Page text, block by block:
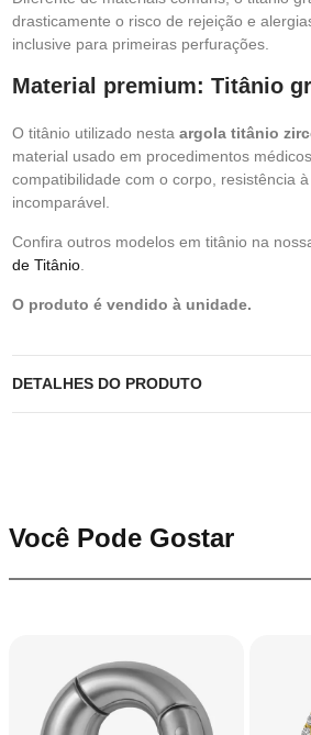
drasticamente o risco de rejeição e
inclusive para primeiras perfurações.
Material premium: Titânio
O titânio utilizado nesta argola titânio
material usado em procedimentos
compatibilidade com o corpo, resistência
incomparável.
Confira outros modelos em titânio na
de Titânio
O produto é vendido à unidade.
DETALHES DO PRODUTO
Você Pode Gostar